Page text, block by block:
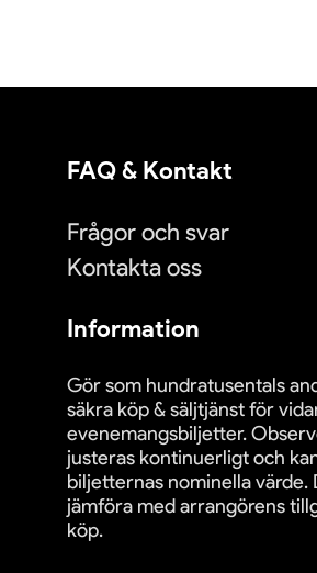
FAQ & Kontakt
Frågor och svar
Kontakta oss
Information
Gör som hundratusentals
säkra köp & säljtjänst för
evenemangsbiljetter.
justeras kontinuerligt och
biljetternas nominella värde.
jämföra med arrangörens
köp.